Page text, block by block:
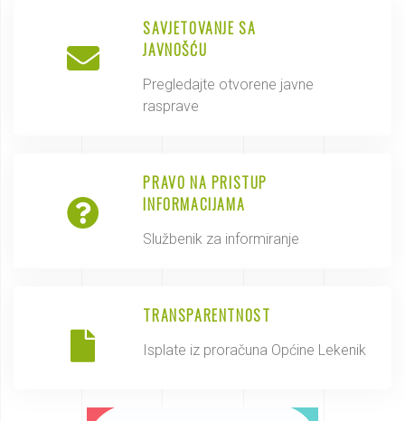
SAVJETOVANJE SA
JAVNOŠĆU
Pregledajte otvorene javne
rasprave
PRAVO NA PRISTUP
INFORMACIJAMA
Službenik za informiranje
TRANSPARENTNOST
Isplate iz proračuna Općine Lekenik